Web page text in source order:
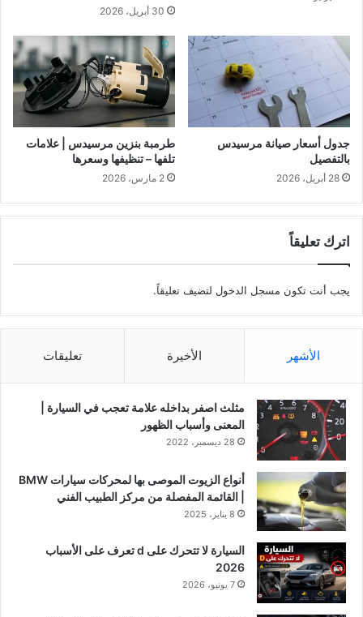
30 أبريل، 2026
جدول أسعار صيانة مرسيدس
بالتفصيل
28 أبريل، 2026
طرمبة بنزين مرسيدس | علامات
تلفها – تنظيفها وسعرها
2 مارس، 2026
اترك تعليقاً
يجب أنت تكون مسجل الدخول لتضيف تعليقاً.
الأشهر الأخيرة تعليقات
مثلث اصفر بداخله علامة تعجب في السيارة |
المعنى وأسباب الظهور
28 ديسمبر، 2022
أنواع الزيوت الموصى بها لمحركات سيارات BMW
| القائمة المفصلة من مركز الطبيب الفني
8 يناير، 2025
السيارة لا تتحرك على d تعرف على الأسباب
2026
7 يونيو، 2026